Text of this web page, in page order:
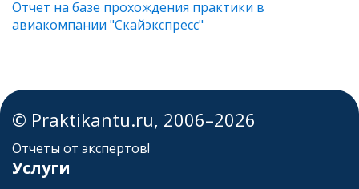
Отчет на базе прохождения практики в
авиакомпании "Скайэкспресс"
© Praktikantu.ru, 2006–2026
Отчеты от экспертов!
Услуги